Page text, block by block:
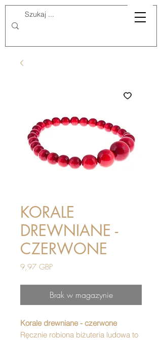
KORALE
DREWNIANE -
CZERWONE
9,97 GBPCena
Brak w magazynie
Korale drewniane - czerwone
Ręcznie robiona biżuteria ludowa to